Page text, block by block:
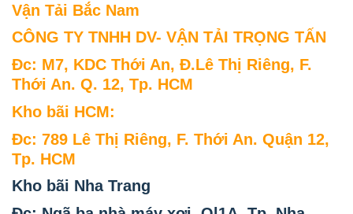
Vận Tải Bắc Nam
CÔNG TY TNHH DV- VẬN TẢI TRỌNG TẤN
Đc: M7, KDC Thới An, Đ.Lê Thị Riêng, F.
Thới An. Q. 12, Tp. HCM
Kho bãi HCM:
Đc: 789 Lê Thị Riêng, F. Thới An. Quận 12,
Tp. HCM
Kho bãi Nha Trang